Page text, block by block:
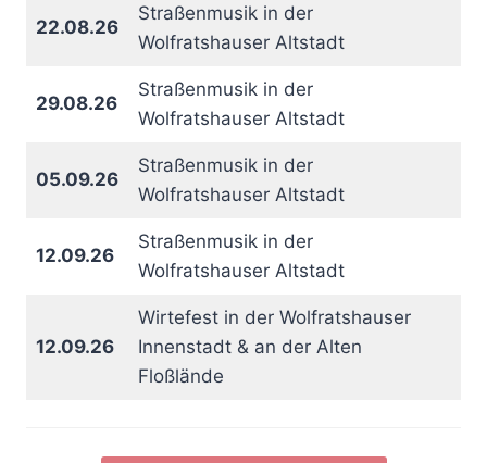
22.08.26
Straßenmusik in der
Wolfratshauser Altstadt
29.08.26
Straßenmusik in der
Wolfratshauser Altstadt
05.09.26
Straßenmusik in der
Wolfratshauser Altstadt
12.09.26
Straßenmusik in der
Wolfratshauser Altstadt
12.09.26
Wirtefest in der Wolfratshauser
Innenstadt & an der Alten
Floßlände